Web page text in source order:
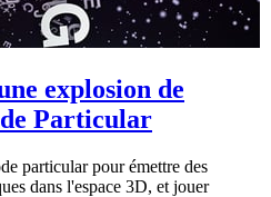
explosion de
Particular
particular pour émettre des
dans l'espace 3D, et jouer